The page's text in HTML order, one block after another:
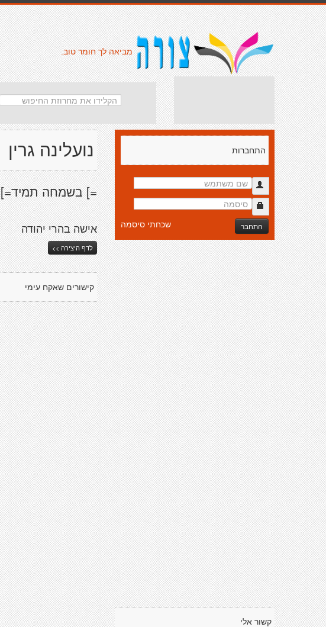
מביאה לך חומר טוב.
נועלינה גרין
=] בשמחה תמיד=]
אישה בהרי יהודה
לדף היצירה >>
קישורים שאקח עימי
התחברות
התחבר שכחתי סיסמה
קשור אלי